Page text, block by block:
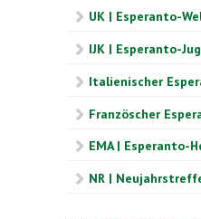
UK | Esperanto-
IJK | Esperanto-
Italienischer
Französcher
EMA | Esperanto-
NR |